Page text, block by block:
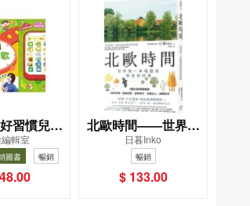
習慣兒歌
機
輯室
圖書 暢銷
北歐時間——世界第
一幸福國度教會我的
事
日暮Inko
暢銷
$ 133.00